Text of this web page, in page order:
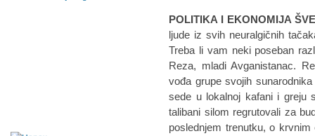
POLITIKA I EKONOMIJA
ljude iz svih neuralgičnih
Treba li vam neki poseban
Reza, mladi Avganistanac.
vođa grupe svojih
sede u lokalnoj kafani i greju
talibani silom regrutovali za
poslednjem trenutku, o